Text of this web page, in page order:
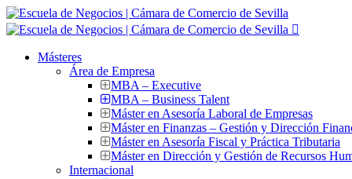
Másteres
Área de Empresa
MBA – Executive
MBA – Business Talent
Máster en Asesoría Laboral de Empresas
Máster en Finanzas – Gestión y Dirección
Máster en Asesoría Fiscal y Práctica Tributaria
Máster en Dirección y Gestión de Recursos
Internacional